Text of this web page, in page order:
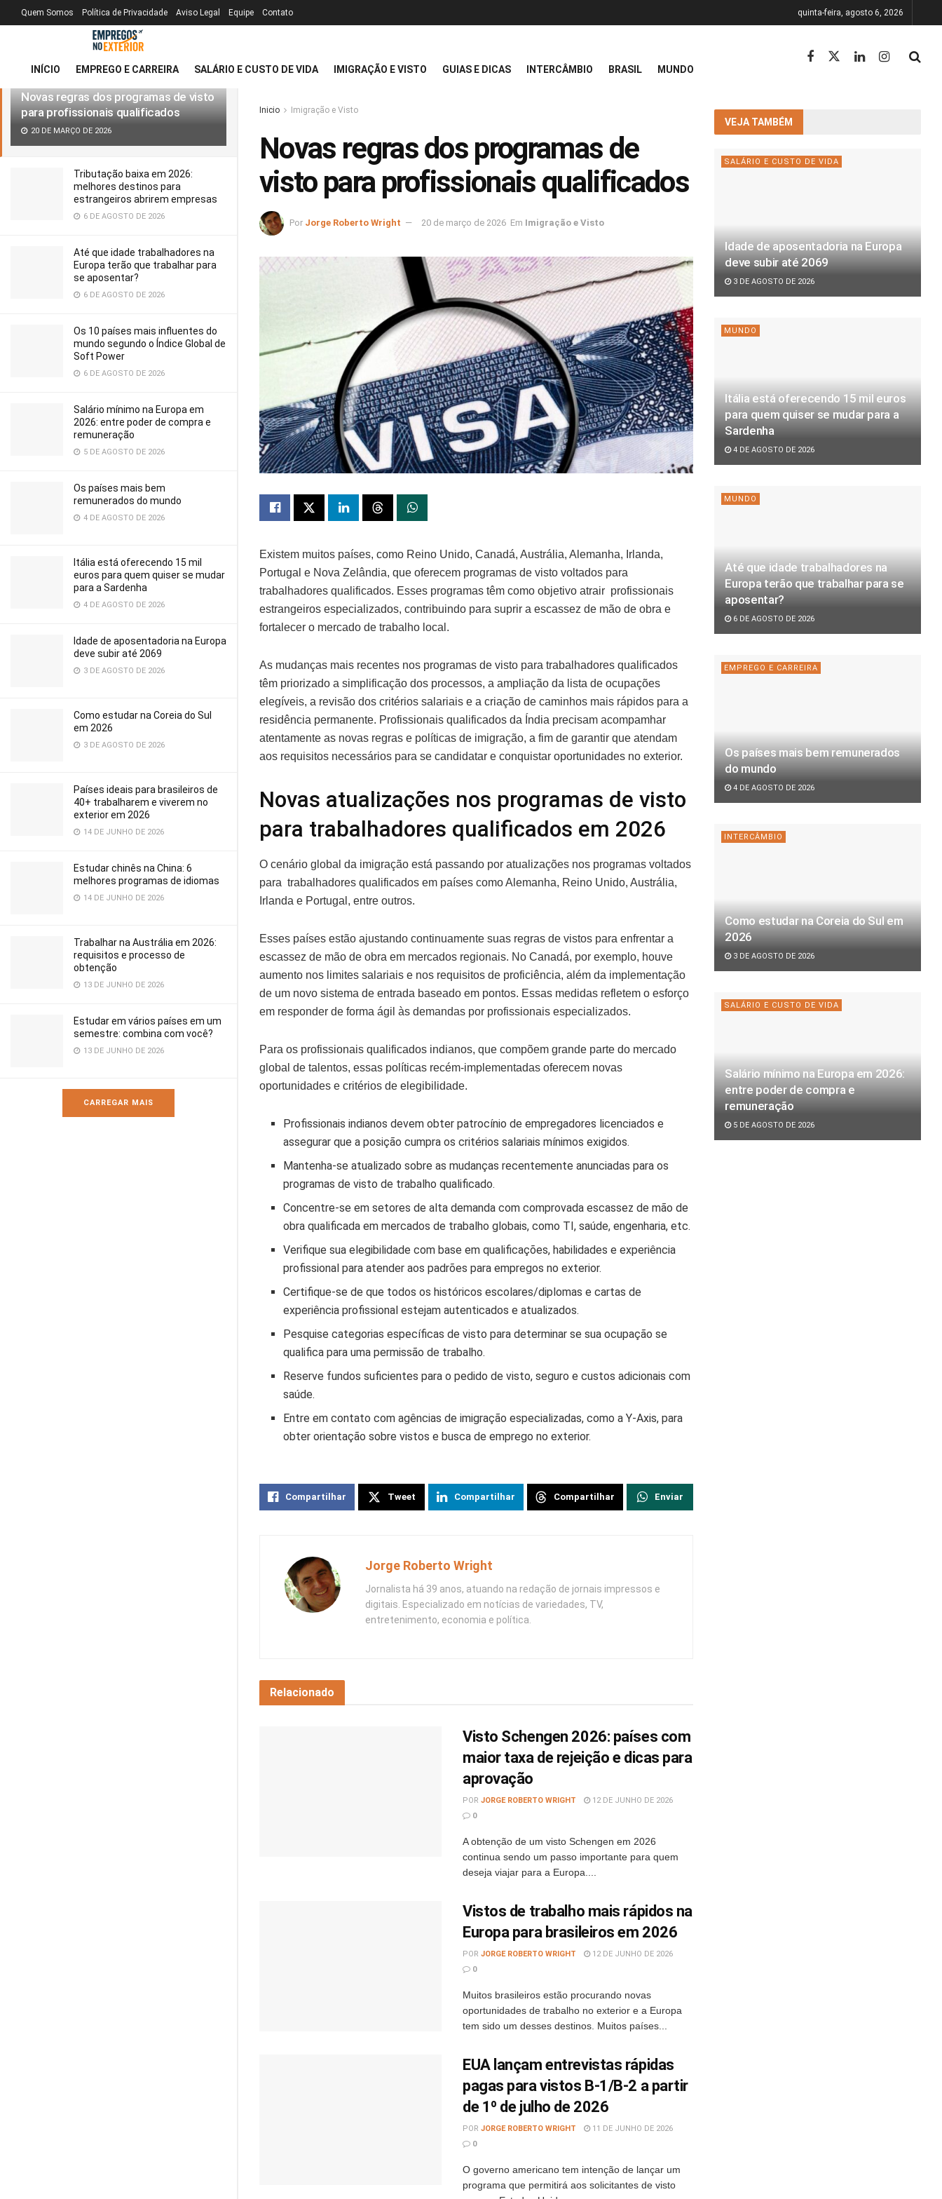
MAIS RECENTE TENDÊNCIAS Filtro
Novas regras dos programas de visto
para profissionais qualificados
20 DE MARÇO DE 2026
Tributação baixa em 2026:
melhores destinos para
estrangeiros abrirem empresas
6 DE AGOSTO DE 2026
Até que idade trabalhadores na
Europa terão que trabalhar para
se aposentar?
6 DE AGOSTO DE 2026
Os 10 países mais influentes do
mundo segundo o Índice Global de
Soft Power
6 DE AGOSTO DE 2026
Salário mínimo na Europa em
2026: entre poder de compra e
remuneração
5 DE AGOSTO DE 2026
Os países mais bem
remunerados do mundo
4 DE AGOSTO DE 2026
Itália está oferecendo 15 mil
euros para quem quiser se mudar
para a Sardenha
4 DE AGOSTO DE 2026
Idade de aposentadoria na Europa
deve subir até 2069
3 DE AGOSTO DE 2026
Como estudar na Coreia do Sul
em 2026
3 DE AGOSTO DE 2026
Países ideais para brasileiros de
40+ trabalharem e viverem no
exterior em 2026
14 DE JUNHO DE 2026
Estudar chinês na China: 6
melhores programas de idiomas
14 DE JUNHO DE 2026
Trabalhar na Austrália em 2026:
requisitos e processo de
obtenção
13 DE JUNHO DE 2026
Estudar em vários países em um
semestre: combina com você?
13 DE JUNHO DE 2026
CARREGAR MAIS
Quem Somos Política de Privacidade Aviso Legal Equipe Contato quinta-feira, agosto 6, 2026
INÍCIO EMPREGO E CARREIRA SALÁRIO E CUSTO DE VIDA IMIGRAÇÃO E VISTO GUIAS E DICAS INTERCÂMBIO BRASIL MUNDO
Inicio Imigração e Visto
Novas regras dos programas de
visto para profissionais qualificados
Por Jorge Roberto Wright 20 de março de 2026 Em Imigração e Visto
Existem muitos países, como Reino Unido, Canadá, Austrália, Alemanha, Irlanda,
Portugal e Nova Zelândia, que oferecem programas de visto voltados para
trabalhadores qualificados. Esses programas têm como objetivo atrair profissionais
estrangeiros especializados, contribuindo para suprir a escassez de mão de obra e
fortalecer o mercado de trabalho local.
As mudanças mais recentes nos programas de visto para trabalhadores qualificados
têm priorizado a simplificação dos processos, a ampliação da lista de ocupações
elegíveis, a revisão dos critérios salariais e a criação de caminhos mais rápidos para a
residência permanente. Profissionais qualificados da Índia precisam acompamhar
atentamente as novas regras e políticas de imigração, a fim de garantir que atendam
aos requisitos necessários para se candidatar e conquistar oportunidades no exterior.
Novas atualizações nos programas de visto
para trabalhadores qualificados em 2026
O cenário global da imigração está passando por atualizações nos programas voltados
para trabalhadores qualificados em países como Alemanha, Reino Unido, Austrália,
Irlanda e Portugal, entre outros.
Esses países estão ajustando continuamente suas regras de vistos para enfrentar a
escassez de mão de obra em mercados regionais. No Canadá, por exemplo, houve
aumento nos limites salariais e nos requisitos de proficiência, além da implementação
de um novo sistema de entrada baseado em pontos. Essas medidas refletem o esforço
em responder de forma ágil às demandas por profissionais especializados.
Para os profissionais qualificados indianos, que compõem grande parte do mercado
global de talentos, essas políticas recém-implementadas oferecem novas
oportunidades e critérios de elegibilidade.
Profissionais indianos devem obter patrocínio de empregadores licenciados e
assegurar que a posição cumpra os critérios salariais mínimos exigidos.
Mantenha-se atualizado sobre as mudanças recentemente anunciadas para os
programas de visto de trabalho qualificado.
Concentre-se em setores de alta demanda com comprovada escassez de mão de
obra qualificada em mercados de trabalho globais, como TI, saúde, engenharia, etc.
Verifique sua elegibilidade com base em qualificações, habilidades e experiência
profissional para atender aos padrões para empregos no exterior.
Certifique-se de que todos os históricos escolares/diplomas e cartas de
experiência profissional estejam autenticados e atualizados.
Pesquise categorias específicas de visto para determinar se sua ocupação se
qualifica para uma permissão de trabalho.
Reserve fundos suficientes para o pedido de visto, seguro e custos adicionais com
saúde.
Entre em contato com agências de imigração especializadas, como a Y-Axis, para
obter orientação sobre vistos e busca de emprego no exterior.
Compartilhar Tweet Compartilhar Compartilhar Enviar
Jorge Roberto Wright
Jornalista há 39 anos, atuando na redação de jornais impressos e
digitais. Especializado em notícias de variedades, TV,
entretenimento, economia e política.
Relacionado
Visto Schengen 2026: países com
maior taxa de rejeição e dicas para
aprovação
POR JORGE ROBERTO WRIGHT
12 DE JUNHO DE 2026
0
A obtenção de um visto Schengen em 2026
continua sendo um passo importante para quem
deseja viajar para a Europa....
Vistos de trabalho mais rápidos na
Europa para brasileiros em 2026
POR JORGE ROBERTO WRIGHT
12 DE JUNHO DE 2026
0
Muitos brasileiros estão procurando novas
oportunidades de trabalho no exterior e a Europa
tem sido um desses destinos. Muitos países...
EUA lançam entrevistas rápidas
pagas para vistos B-1/B-2 a partir
de 1º de julho de 2026
POR JORGE ROBERTO WRIGHT
11 DE JUNHO DE 2026
0
O governo americano tem intenção de lançar um
programa que permitirá aos solicitantes de visto
VEJA TAMBÉM
SALÁRIO E CUSTO DE VIDA
Idade de aposentadoria na Europa
deve subir até 2069
3 DE AGOSTO DE 2026
MUNDO
Itália está oferecendo 15 mil euros
para quem quiser se mudar para a
Sardenha
4 DE AGOSTO DE 2026
MUNDO
Até que idade trabalhadores na
Europa terão que trabalhar para se
aposentar?
6 DE AGOSTO DE 2026
EMPREGO E CARREIRA
Os países mais bem remunerados
do mundo
4 DE AGOSTO DE 2026
INTERCÂMBIO
Como estudar na Coreia do Sul em
2026
3 DE AGOSTO DE 2026
SALÁRIO E CUSTO DE VIDA
Salário mínimo na Europa em 2026:
entre poder de compra e
remuneração
5 DE AGOSTO DE 2026